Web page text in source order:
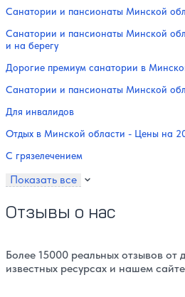
Санатории и пансионаты Минской
Санатории и пансионаты Минской
и на берегу
Дорогие премиум санатории в
Санатории и пансионаты Минской
Для инвалидов
Отдых в Минской области - Цены на
С грязелечением
Показать все
Отзывы о нас
Более 15000 реальных отзывов от
известных ресурсах и нашем